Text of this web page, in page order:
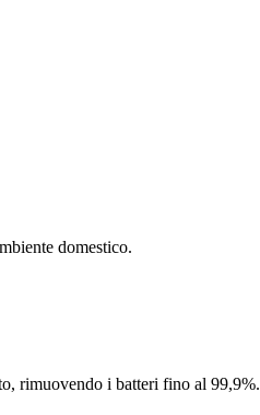
domestico.
rimuovendo i batteri fino al 99,9%.